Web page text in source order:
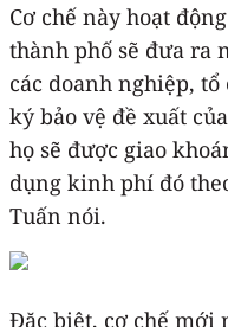
Cơ chế này hoạt
thành phố sẽ đưa ra
các doanh nghiệp,
ký bảo vệ đề xuất
họ sẽ được giao
dụng kinh phí đó
Tuấn nói.
Đặc biệt, cơ chế mới